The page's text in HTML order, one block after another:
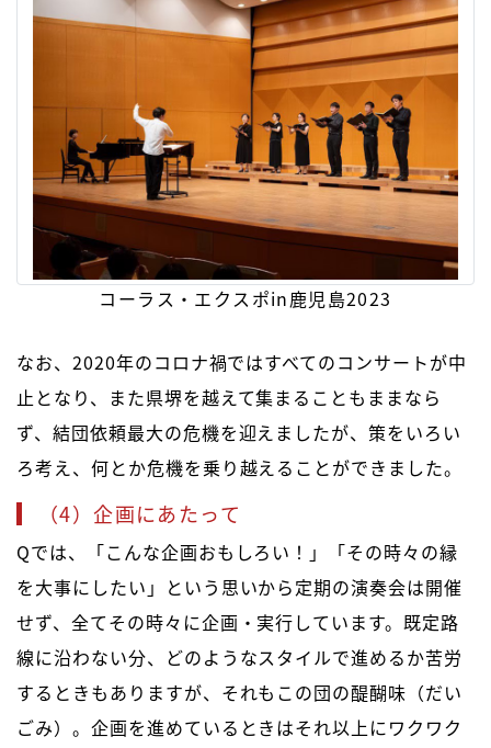
コーラス・エクスポin鹿児島2023
なお、2020年のコロナ禍ではすべてのコンサートが中
止となり、また県堺を越えて集まることもままなら
ず、結団依頼最大の危機を迎えましたが、策をいろい
ろ考え、何とか危機を乗り越えることができました。
（4）企画にあたって
Qでは、「こんな企画おもしろい！」「その時々の縁
を大事にしたい」という思いから定期の演奏会は開催
せず、全てその時々に企画・実行しています。既定路
線に沿わない分、どのようなスタイルで進めるか苦労
するときもありますが、それもこの団の醍醐味（だい
ごみ）。企画を進めているときはそれ以上にワクワク